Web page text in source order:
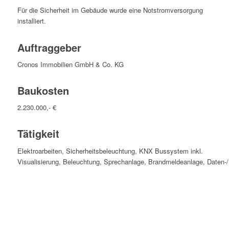
Für die Sicherheit im Gebäude wurde eine Notstromversorgung
installiert.
Auftraggeber
Cronos Immobilien GmbH & Co. KG
Baukosten
2.230.000,- €
Tätigkeit
Elektroarbeiten, Sicherheitsbeleuchtung, KNX Bussystem inkl.
Visualisierung, Beleuchtung, Sprechanlage, Brandmeldeanlage,